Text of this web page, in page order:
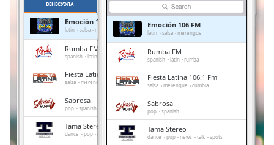
LIVE
Remaining
Time-
Chapters
ВЕНЕСУЭЛА
Emoción 106 FM
latin salsa merengue
Rumba FM
spanish latin
Fiesta Latina 106.1 Fm
salsa merengue cumbia
Sabrosa
pop spanish
Tama Stereo
dance pop talk spots
Emoción 106 FM
latin salsa merengue
Rumba FM
spanish latin rumba
Fiesta Latina 106.1 Fm
salsa merengue cumbia
Sabrosa
pop spanish
Tama Stereo
dance pop news talk spots